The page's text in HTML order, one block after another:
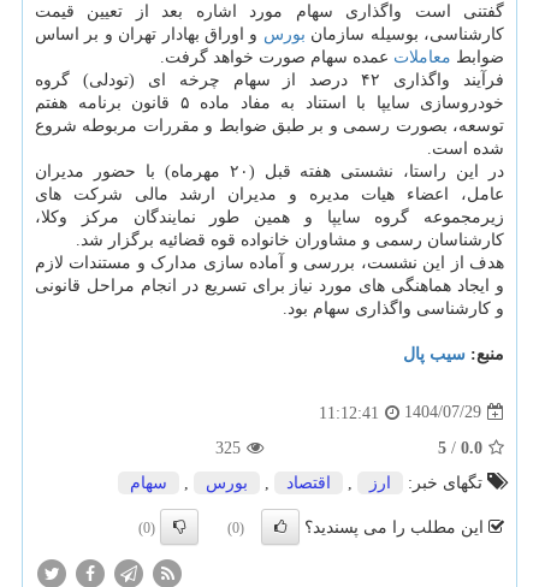
گفتنی است واگذاری سهام مورد اشاره بعد از تعیین قیمت
کارشناسی، بوسیله سازمان بورس و اوراق بهادار تهران و بر اساس
ضوابط معاملات عمده سهام صورت خواهد گرفت.
فرآیند واگذاری ۴۲ درصد از سهام چرخه ای (تودلی) گروه
خودروسازی سایپا با استناد به مفاد ماده ۵ قانون برنامه هفتم
توسعه، بصورت رسمی و بر طبق ضوابط و مقررات مربوطه شروع
شده است.
در این راستا، نشستی هفته قبل (۲۰ مهرماه) با حضور مدیران
عامل، اعضاء هیات مدیره و مدیران ارشد مالی شرکت های
زیرمجموعه گروه سایپا و همین طور نمایندگان مرکز وکلا،
کارشناسان رسمی و مشاوران خانواده قوه قضائیه برگزار شد.
هدف از این نشست، بررسی و آماده سازی مدارک و مستندات لازم
و ایجاد هماهنگی های مورد نیاز برای تسریع در انجام مراحل قانونی
و کارشناسی واگذاری سهام بود.
منبع: سیب پال
1404/07/29
11:12:41
0.0
/
5
325
تگهای خبر:
ارز , اقتصاد , بورس , سهام
این مطلب را می پسندید؟ (0)
(0)